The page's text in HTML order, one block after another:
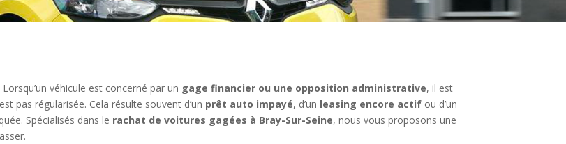
Lorsqu’un véhicule est concerné par un gage financier ou une opposition administrative, il est
pas régularisée. Cela résulte souvent d’un prêt auto impayé, d’un leasing encore actif ou d’un
Spécialisés dans le rachat de voitures gagées à Bray-Sur-Seine, nous vous proposons une